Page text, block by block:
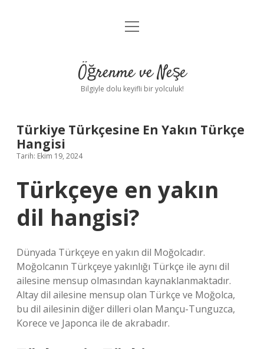
Anasayfa
Yasal Uyarı
menüyü
Öğrenme ve Neşe
Bilgiyle dolu keyifli bir yolculuk!
Türkiye Türkçesine En Yakın Türkçe
Hangisi
Tarih: Ekim 19, 2024
Türkçeye en yakın
dil hangisi?
Dünyada Türkçeye en yakın dil Moğolcadır.
Moğolcanın Türkçeye yakınlığı Türkçe ile aynı dil
ailesine mensup olmasından kaynaklanmaktadır.
Altay dil ailesine mensup olan Türkçe ve Moğolca,
bu dil ailesinin diğer dilleri olan Mançu-Tunguzca,
Korece ve Japonca ile de akrabadır.